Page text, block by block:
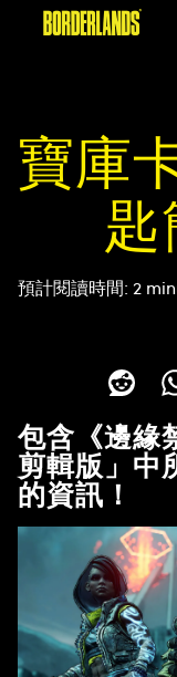
寶庫
匙
預計閱讀時間 2
包含《邊緣
剪輯版」中
的資訊！